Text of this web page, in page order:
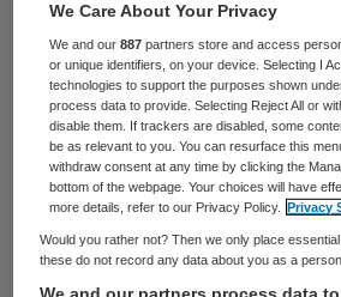
belangenorganisatie op het
plussers en seksuele
Sociaal en Cultureel
COC Nederland heeft
ontwikkeld samen met
In het
hebben zij zogenaamde
We Care About Your Privacy
We and our887 partners store and access
or unique identifiers, on your device. Selecting I
technologies to support the purposes shown
process data to provide. Selecting Reject All or
disable them. If trackers are disabled, some
be as relevant to you. You can resurface this
withdraw consent at any time by clicking the
bottom of the webpage. Your choices will have
more details, refer to our Privacy Policy.
Privacy
Would you rather not? Then we only place
these do not record any data about you as a person